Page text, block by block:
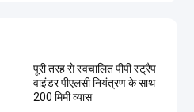
पूरी तरह से स्वचालित पीपी स्ट्रैप
वाइंडर पीएलसी नियंत्रण के साथ
200 मिमी व्यास